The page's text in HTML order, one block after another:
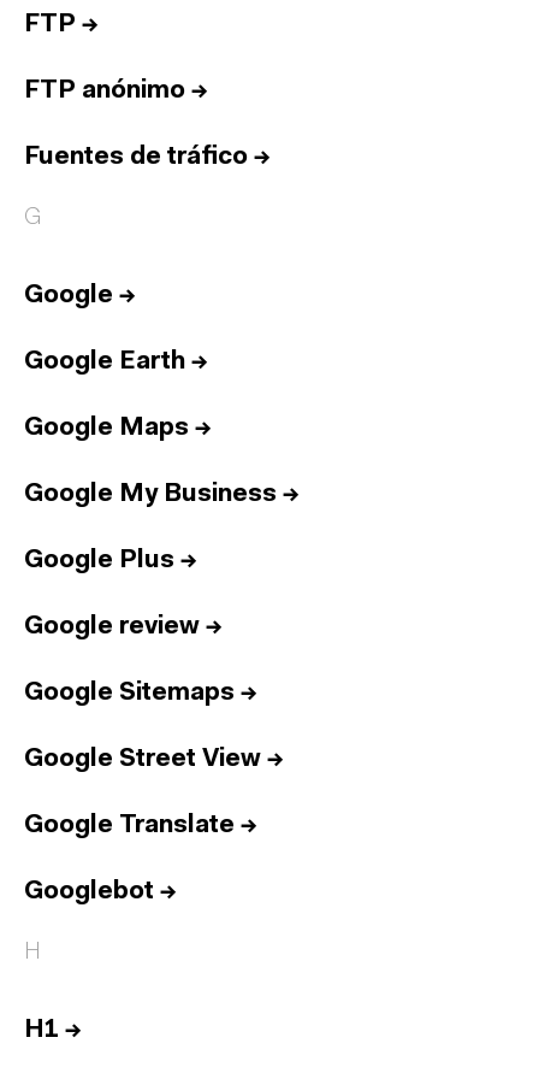
FTP →
FTP anónimo →
Fuentes de tráfico →
G
Google →
Google Earth →
Google Maps →
Google My Business →
Google Plus →
Google review →
Google Sitemaps →
Google Street View →
Google Translate →
Googlebot →
H
H1 →